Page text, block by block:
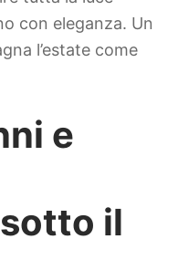
con eleganza. Un
l’estate come
e
il